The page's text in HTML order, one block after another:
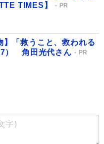
TIMES】
PR
】「救うこと、救われる
） 角田光代さん
PR